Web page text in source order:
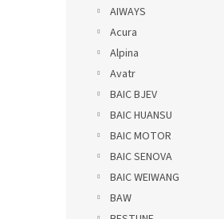
AIWAYS
Acura
Alpina
Avatr
BAIC BJEV
BAIC HUANSU
BAIC MOTOR
BAIC SENOVA
BAIC WEIWANG
BAW